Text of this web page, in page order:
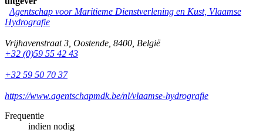
Agentschap voor Maritieme Dienstverlening en Kust, Vlaamse
Hydrografie
Vrijhavenstraat 3 Oostende 8400 België
+32 (0)59 55 42 43
+32 59 50 70 37
https://www.agentschapmdk.be/nl/vlaamse-hydrografie
Frequentie
indien nodig